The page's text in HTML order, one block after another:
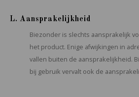
L. Aansprakelijkheid
Biezonder is slechts aansprakelijk
het product. Enige afwijkingen in
vallen buiten de aansprakelijkheid.
bij gebruik vervalt ook de